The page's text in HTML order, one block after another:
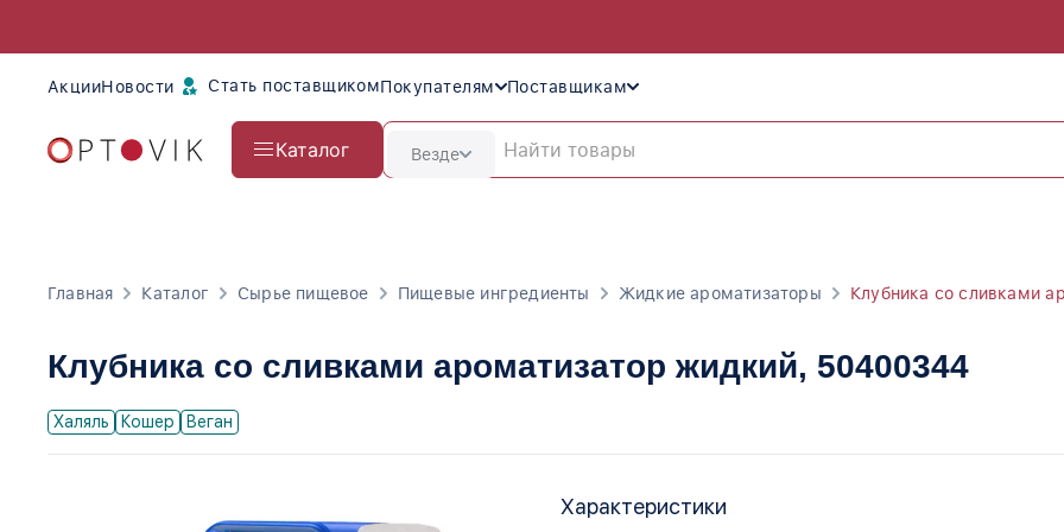
АкцииНовости Стать поставщикомПокупателям Поставщикам
Каталог Везде
Главная Каталог Сырье пищевое Пищевые ингредиенты Жидкие ароматизаторы Клубника со сливками
Клубника со сливками ароматизатор жидкий, 50400344
Халяль Кошер Веган
Характеристики